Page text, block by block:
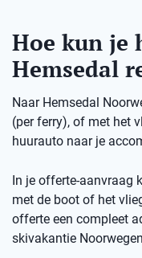
Hoe kun je
Hemsedal
Naar Hemsedal
(per ferry), of met het
huurauto naar je
In je offerte-aanvraag
met de boot of het
offerte een compleet
skivakantie